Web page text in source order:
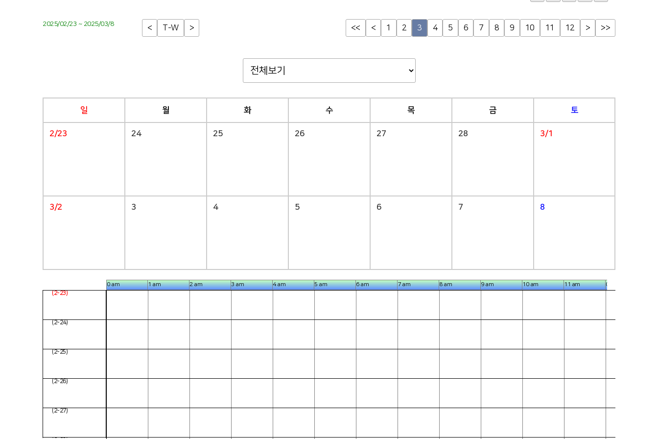
2025/02/23 ~ 2025/03/8 < T-W > << < 1 2 3 4 5 6 7 8 9 10 11 12 > >>
일 월 화 수 목 금 토
2/23 24 25 26 27 28 3/1
3/2 3 4 5 6 7 8
0 am 1 am 2 am 3 am 4 am 5 am 6 am 7 am 8 am 9 am 10 am 11 am 0 pm
日 (2-23)
月 (2-24)
火 (2-25)
水 (2-26)
木 (2-27)